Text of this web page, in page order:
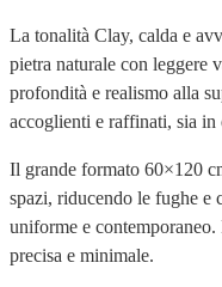
La tonalità Clay, calda e
pietra naturale con leggere
profondità e realismo alla
accoglienti e raffinati, sia
Il grande formato 60×120
spazi, riducendo le fughe e
uniforme e
precisa e minimale.